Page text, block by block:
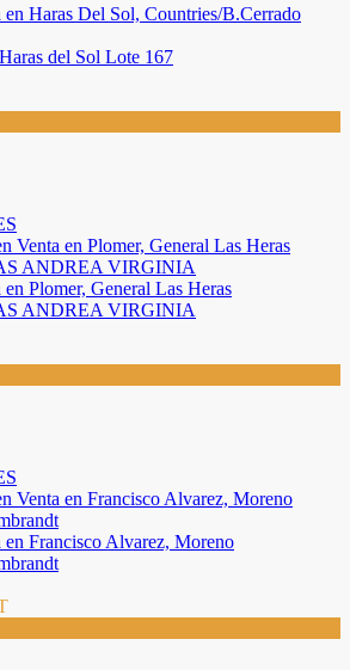
en Haras Del Sol, Countries/B.Cerrado
del Sol Lote 167
en Plomer, General Las Heras
ANDREA VIRGINIA
en Francisco Alvarez, Moreno